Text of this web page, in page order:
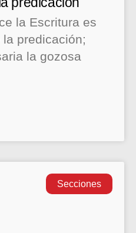
la Escritura es
predicación;
la gozosa
Secciones